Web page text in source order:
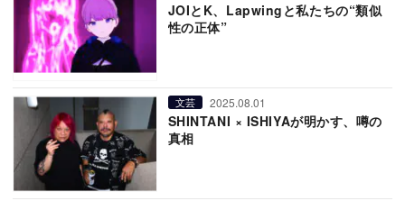
JOIとK、Lapwingと私たちの“類似
性の正体”
文芸 2025.08.01
SHINTANI × ISHIYAが明かす、噂の
真相